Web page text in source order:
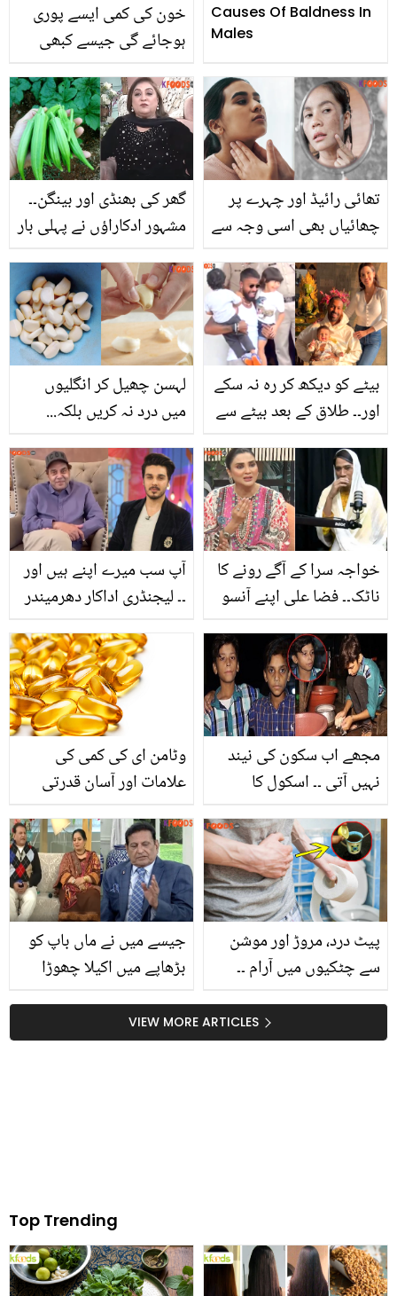
خون کی کمی ایسے پوری
ہوجائے گی جیسے کبھی
دستیاب پھلوں کو استعمال
کریں
Causes Of Baldness In
Males
گھر کی بھنڈی اور بینگن۔۔
مشہور ادکاراؤں نے پہلی بار
تھائی رائیڈ اور چہرے پر
چھائیاں بھی اسی وجہ سے
علاج کا آسان نسخہ
لہسن چھیل کر انگلیوں
میں درد نہ کریں بلکہ...
لہسن کے چھلکے اتارنے کے
گھریلو ٹوٹکے
بیٹے کو دیکھ کر رہ نہ سکے
اور۔۔ طلاق کے بعد بیٹے سے
پانڈیا نے کیا کیا؟ دیکھیں
ویڈیو
آپ سب میرے اپنے ہیں اور
۔۔ لیجنڈری اداکار دھرمیندر
میں تعریف کردی؟ ویڈیو
پیغام دیکھیں
خواجہ سرا کے آگے رونے کا
ناٹک۔۔ فضا علی اپنے آنسو
تلسی بٹ کی سچائی اگل
ڈالی
وٹامن ای کی کمی کی
علامات اور آسان قدرتی
مجھے اب سکون کی نیند
نہیں آتی ۔۔ اسکول کا
بچہ اسکول چھوڑ کرخود
کما کر بہن بھائیوں کو پڑھا
رہا
جیسے میں نے ماں باپ کو
بڑھاپے میں اکیلا چھوڑا
ہوگیا.. مرنے سے پہلے خالد
بٹ نے نجی زندگی سے
پیٹ درد، مروڑ اور موشن
سے چٹکیوں میں آرام ۔۔
چائے میں لیموں کے ساتھ
کیا ملانے کا مشورہ دیتے
VIEW MORE ARTICLES
Top Trending